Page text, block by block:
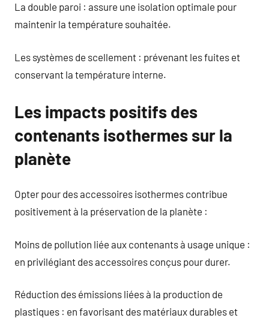
La double paroi : assure une isolation optimale pour
maintenir la température souhaitée.
Les systèmes de scellement : prévenant les fuites et
conservant la température interne.
Les impacts positifs des
contenants isothermes sur la
planète
Opter pour des accessoires isothermes contribue
positivement à la préservation de la planète :
Moins de pollution liée aux contenants à usage unique :
en privilégiant des accessoires conçus pour durer.
Réduction des émissions liées à la production de
plastiques : en favorisant des matériaux durables et